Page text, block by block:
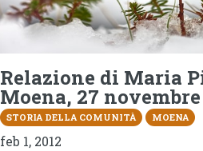
Relazione di Maria
Moena, 27 novembre
STORIA DELLA COMUNITÀ MOENA
feb 1, 2012